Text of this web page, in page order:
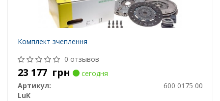
Комплект зчеплення
0 отзывов
23 177 грн
сегодня
Артикул:
600 0175 00
LuK